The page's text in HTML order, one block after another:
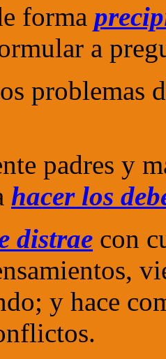
forma
a
problemas
padres y
hacer los
distrae con
y hace